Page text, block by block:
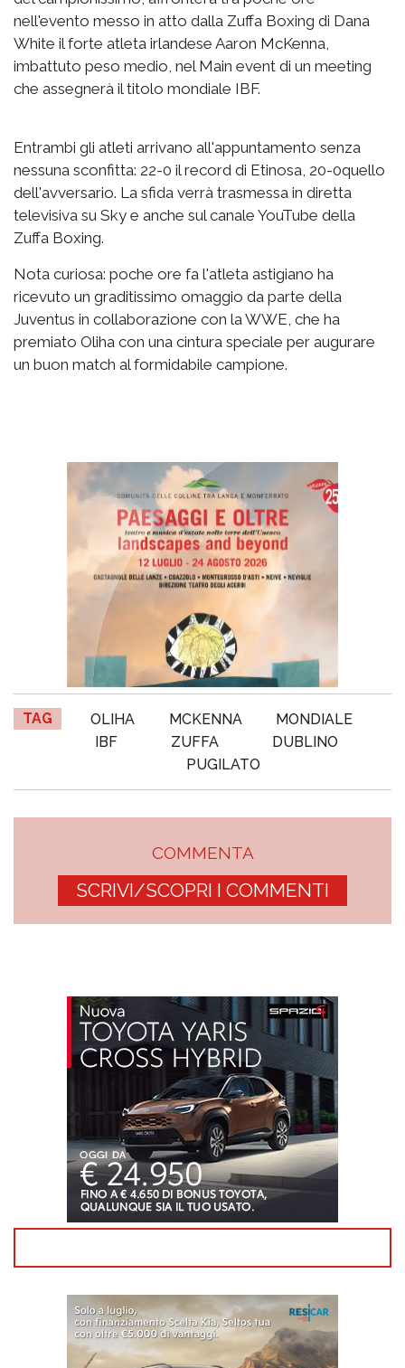
nell'evento messo in atto dalla Zuffa Boxing di Dana
White il forte atleta irlandese Aaron McKenna,
imbattuto peso medio, nel Main event di un meeting
che assegnerà il titolo mondiale IBF.
Entrambi gli atleti arrivano all'appuntamento senza
nessuna sconfitta: 22-0 il record di Etinosa, 20-0quello
dell'avversario. La sfida verrà trasmessa in diretta
televisiva su Sky e anche sul canale YouTube della
Zuffa Boxing.
Nota curiosa: poche ore fa l'atleta astigiano ha
ricevuto un graditissimo omaggio da parte della
Juventus in collaborazione con la WWE, che ha
premiato Oliha con una cintura speciale per augurare
un buon match al formidabile campione.
TAG OLIHA MCKENNA
MONDIALE
IBF
ZUFFA
DUBLINO
PUGILATO
COMMENTA
SCRIVI/SCOPRI I COMMENTI